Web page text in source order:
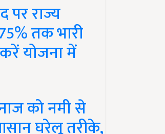
पर राज्य
तक भारी
योजना में
को नमी से
घरेलू तरीके,